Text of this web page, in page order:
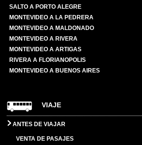
SALTO A PORTO ALEGRE
MONTEVIDEO A LA PEDRERA
MONTEVIDEO A MALDONADO
MONTEVIDEO A RIVERA
MONTEVIDEO A ARTIGAS
RIVERA A FLORIANOPOLIS
MONTEVIDEO A BUENOS AIRES
VIAJE
ANTES DE VIAJAR
VENTA DE PASAJES